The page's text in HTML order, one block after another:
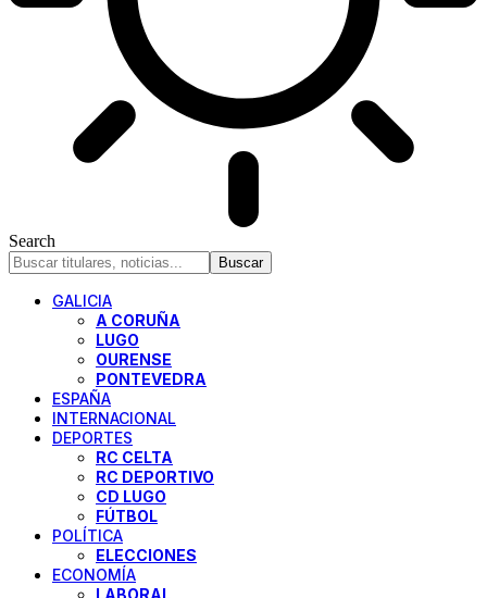
Search
GALICIA
A CORUÑA
LUGO
OURENSE
PONTEVEDRA
ESPAÑA
INTERNACIONAL
DEPORTES
RC CELTA
RC DEPORTIVO
CD LUGO
FÚTBOL
POLÍTICA
ELECCIONES
ECONOMÍA
LABORAL